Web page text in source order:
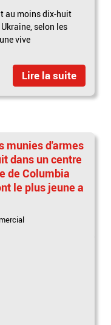
au moins dix-huit
selon les
vive
Lire la suite
munies d'armes
dans un centre
de Columbia
le plus jeune a